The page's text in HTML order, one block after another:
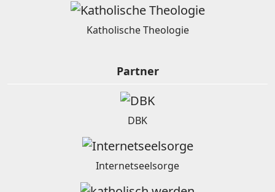
Katholische Theologie
Partner
DBK
Internetseelsorge